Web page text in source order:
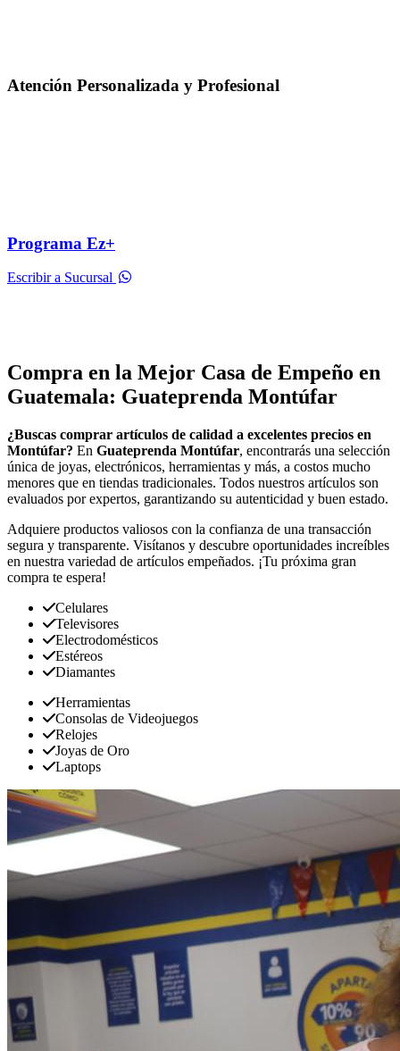
Atención Personalizada y Profesional
Programa Ez+
Escribir a Sucursal
Compra en la Mejor Casa de Empeño en
Guatemala: Guateprenda Montúfar
¿Buscas comprar artículos de calidad a excelentes precios en
Montúfar? En Guateprenda Montúfar, encontrarás una selección
única de joyas, electrónicos, herramientas y más, a costos mucho
menores que en tiendas tradicionales. Todos nuestros artículos son
evaluados por expertos, garantizando su autenticidad y buen estado.
Adquiere productos valiosos con la confianza de una transacción
segura y transparente. Visítanos y descubre oportunidades increíbles
en nuestra variedad de artículos empeñados. ¡Tu próxima gran
compra te espera!
Celulares
Televisores
Electrodomésticos
Estéreos
Diamantes
Herramientas
Consolas de Videojuegos
Relojes
Joyas de Oro
Laptops